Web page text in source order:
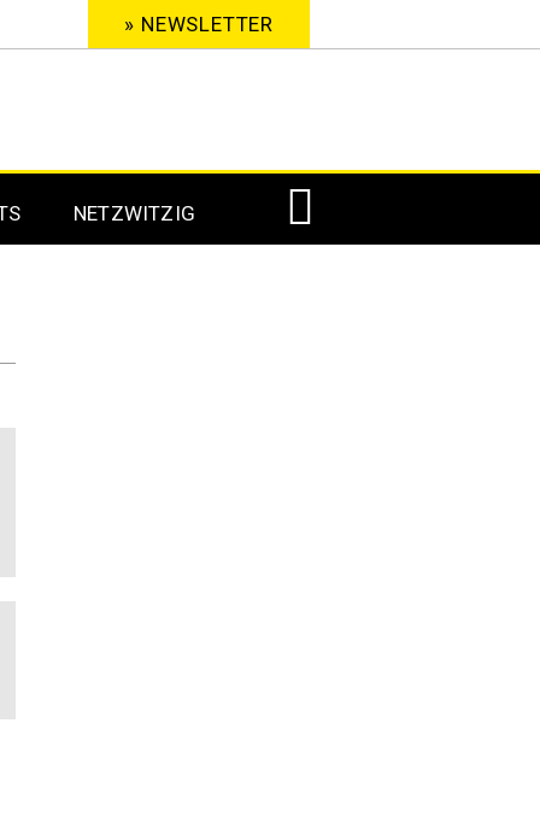
» NEWSLETTER
Signage 2021
Signage 2020
Signage 2019
NETZWITZIG